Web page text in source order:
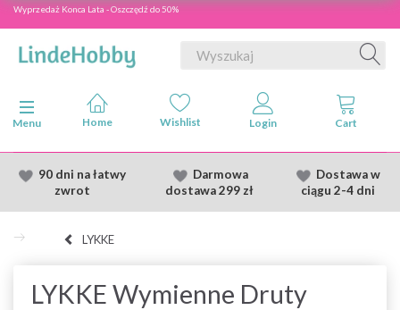
Wyprzedaż Konca Lata - Oszczędź do 50%
Przełącz nawigację
Menu
90 dni na łatwy
zwrot
Darmowa
dostawa299 zł
Dostawaw
ciągu 2-4 dni
LYKKE
LYKKE Wymienne Druty